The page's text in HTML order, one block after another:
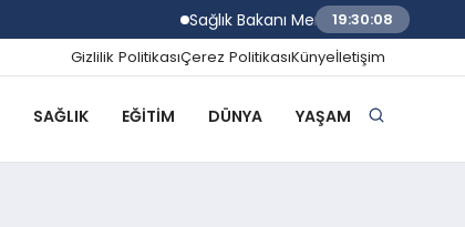
Sağlık Bakanı Memişoğlu İzmir Biyotıp
19:30:09
Gizlilik PolitikasıÇerez PolitikasıKünyeİletişim
SAĞLIK EĞITIM DÜNYA YAŞAM